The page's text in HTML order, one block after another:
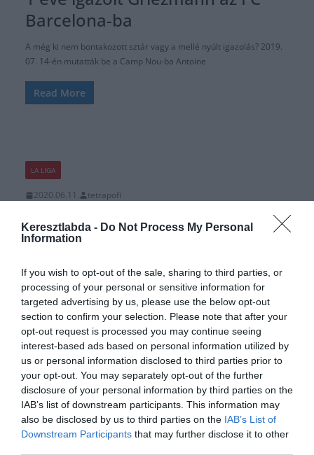
Keresztlabda - Do Not Process My Personal
Information
If you wish to opt-out of the sale, sharing to third parties, or
processing of your personal or sensitive information for
targeted advertising by us, please use the below opt-out
section to confirm your selection. Please note that after your
opt-out request is processed you may continue seeing
interest-based ads based on personal information utilized by
us or personal information disclosed to third parties prior to
your opt-out. You may separately opt-out of the further
disclosure of your personal information by third parties on the
IAB’s list of downstream participants. This information may
also be disclosed by us to third parties on the IAB’s List of
Downstream Participants that may further disclose it to other
Barcelona-ba
A még ki nem bontakozott sztár vagy a mellé nyúlt igazolás? 2019.
07. 14-én mutatták be a Camp Nou-ba Antoine
Read More
LA LIGA
2020.06.11. tetrapofi
Spanyolországban is elkezdik.
Ma rajtol a La Liga!
A La Liga hátralévő fordulói három fronton is érdekesek lesznek. A
két gigász az aranyért harcol, 5 csapat küzd a
Read More
ATLETICO MADRID BARCELONA LA LIGA
REAL MADRID
2020.03.18. Adam